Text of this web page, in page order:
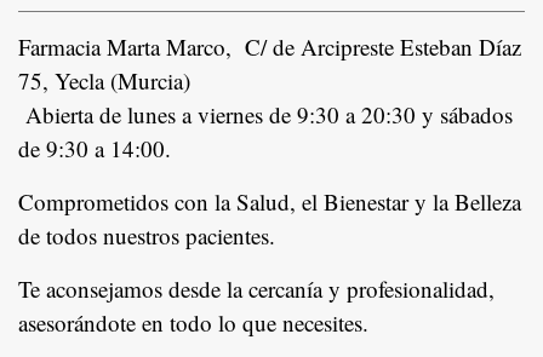
Farmacia Marta Marco, C/ de Arcipreste Esteban Díaz
75, Yecla (Murcia)
Abierta de lunes a viernes de 9:30 a 20:30 y sábados
de 9:30 a 14:00.
Comprometidos con la Salud, el Bienestar y la Belleza
de todos nuestros pacientes.
Te aconsejamos desde la cercanía y profesionalidad,
asesorándote en todo lo que necesites.